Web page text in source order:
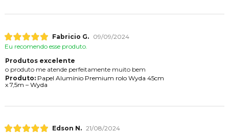
Fabricio G.
09/09/2024
Eu recomendo esse produto.
Produtos excelente
o produto me atende perfeitamente muito bem
Produto:Papel Alumínio Premium rolo Wyda 45cm
x 7,5m – Wyda
Edson N. 21/08/2024